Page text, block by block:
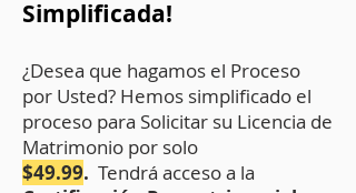
Simplificada!
¿Desea que hagamos el Proceso
por Usted? Hemos simplificado el
proceso para Solicitar su Licencia de
Matrimonio por solo
$49.99. Tendrá acceso a la